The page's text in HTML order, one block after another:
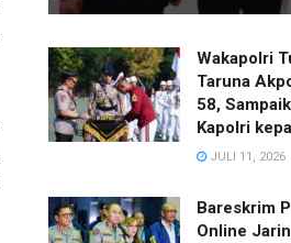
Wakapolri
Taruna
58,
Kapolri
JULI 11, 2026
Bareskrim
Online